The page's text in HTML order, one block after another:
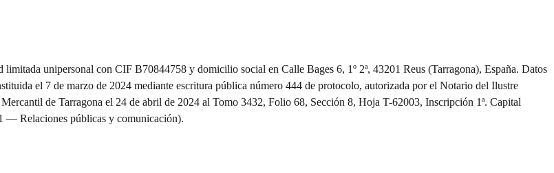
unipersonal con CIF B70844758 y domicilio social en Calle Bages 6, 1º 2ª, 43201 Reus (Tarragona), España. Datos
el 7 de marzo de 2024 mediante escritura pública número 444 de protocolo, autorizada por el Notario del Ilustre
de Tarragona el 24 de abril de 2024 al Tomo 3432, Folio 68, Sección 8, Hoja T-62003, Inscripción 1ª. Capital
— Relaciones públicas y comunicación).